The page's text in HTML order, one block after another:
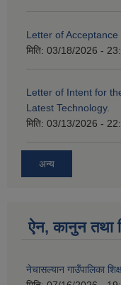
Letter of Acceptance
मिति: 03/18/2026 -
Letter of Intent for
Latest Technology.
मिति: 03/13/2026 -
अन्य
ऐन, कानुन तथा
नेचासल्यान गाउँपालिका